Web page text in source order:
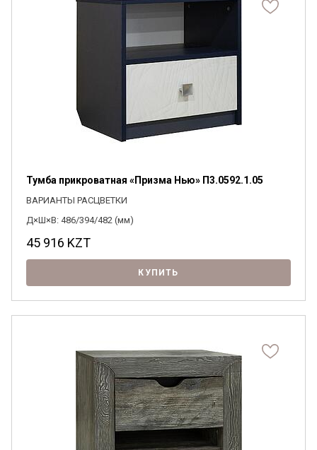
согласен на их обработку.
Тумба прикроватная «Призма Нью» П3.0592.1.05
ВАРИАНТЫ РАСЦВЕТКИ
Д×Ш×В: 486/394/482 (мм)
45 916 KZT
КУПИТЬ